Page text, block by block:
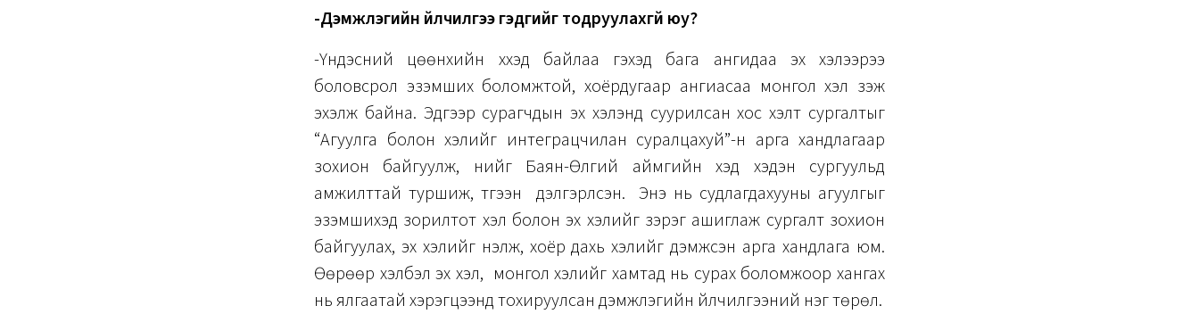
-Дэмжлэгийн үйлчилгээ гэдгийг тодруулахгүй юу?
-Үндэсний цөөнхийн хүүхэд байлаа гэхэд бага ангидаа эх хэлээрээ
боловсрол эзэмших боломжтой, хоёрдугаар ангиасаа монгол хэл үзэж
эхэлж байна. Эдгээр сурагчдын эх хэлэнд суурилсан хос хэлт сургалтыг
“Агуулга болон хэлийг интеграцчилан суралцахуй”-н арга хандлагаар
зохион байгуулж, үүнийг Баян-Өлгий аймгийн хэд хэдэн сургуульд
амжилттай туршиж, түгээн дэлгэрүүлсэн. Энэ нь судлагдахууны агуулгыг
эзэмшихэд зорилтот хэл болон эх хэлийг зэрэг ашиглаж сургалт зохион
байгуулах, эх хэлийг үнэлж, хоёр дахь хэлийг дэмжсэн арга хандлага юм.
Өөрөөр хэлбэл эх хэл, монгол хэлийг хамтад нь сурах боломжоор хангах
нь ялгаатай хэрэгцээнд тохируулсан дэмжлэгийн үйлчилгээний нэг төрөл.